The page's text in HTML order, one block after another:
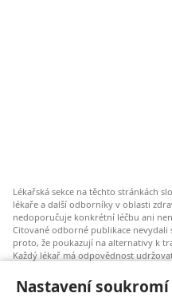
Nastavení soukromí
Lékařská sekce na těchto stránkách
lékaře a další odborníky v oblasti
nedoporučuje konkrétní léčbu ani
Citované odborné publikace nevydali
proto, že poukazují na alternativy k
Každý lékař má odpovědnost
správná rozhodnutí, která budou
v souladu s jejich přáními, hodnotami